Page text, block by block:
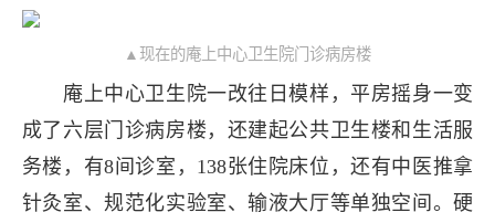
▲现在的庵上中心卫生院门诊病房楼
庵上中心卫生院一改往日模样，平房摇身一变
成了六层门诊病房楼，还建起公共卫生楼和生活服
务楼，有8间诊室，138张住院床位，还有中医推拿
针灸室、规范化实验室、输液大厅等单独空间。硬